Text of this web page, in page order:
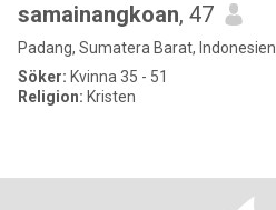
samainangkoan, 47
Padang, Sumatera Barat, Indonesien
Söker: Kvinna 35 - 51
Religion: Kristen